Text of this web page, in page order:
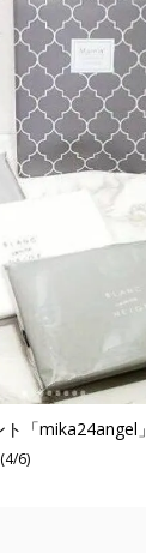
「mika24angel」
6)